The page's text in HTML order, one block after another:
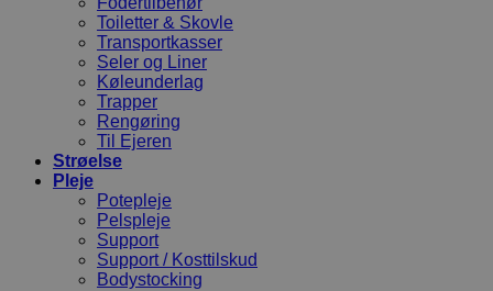
Toiletter & Skovle
Transportkasser
Seler og Liner
Køleunderlag
Trapper
Rengøring
Til Ejeren
Strøelse
Pleje
Potepleje
Pelspleje
Support
Support / Kosttilskud
Bodystocking